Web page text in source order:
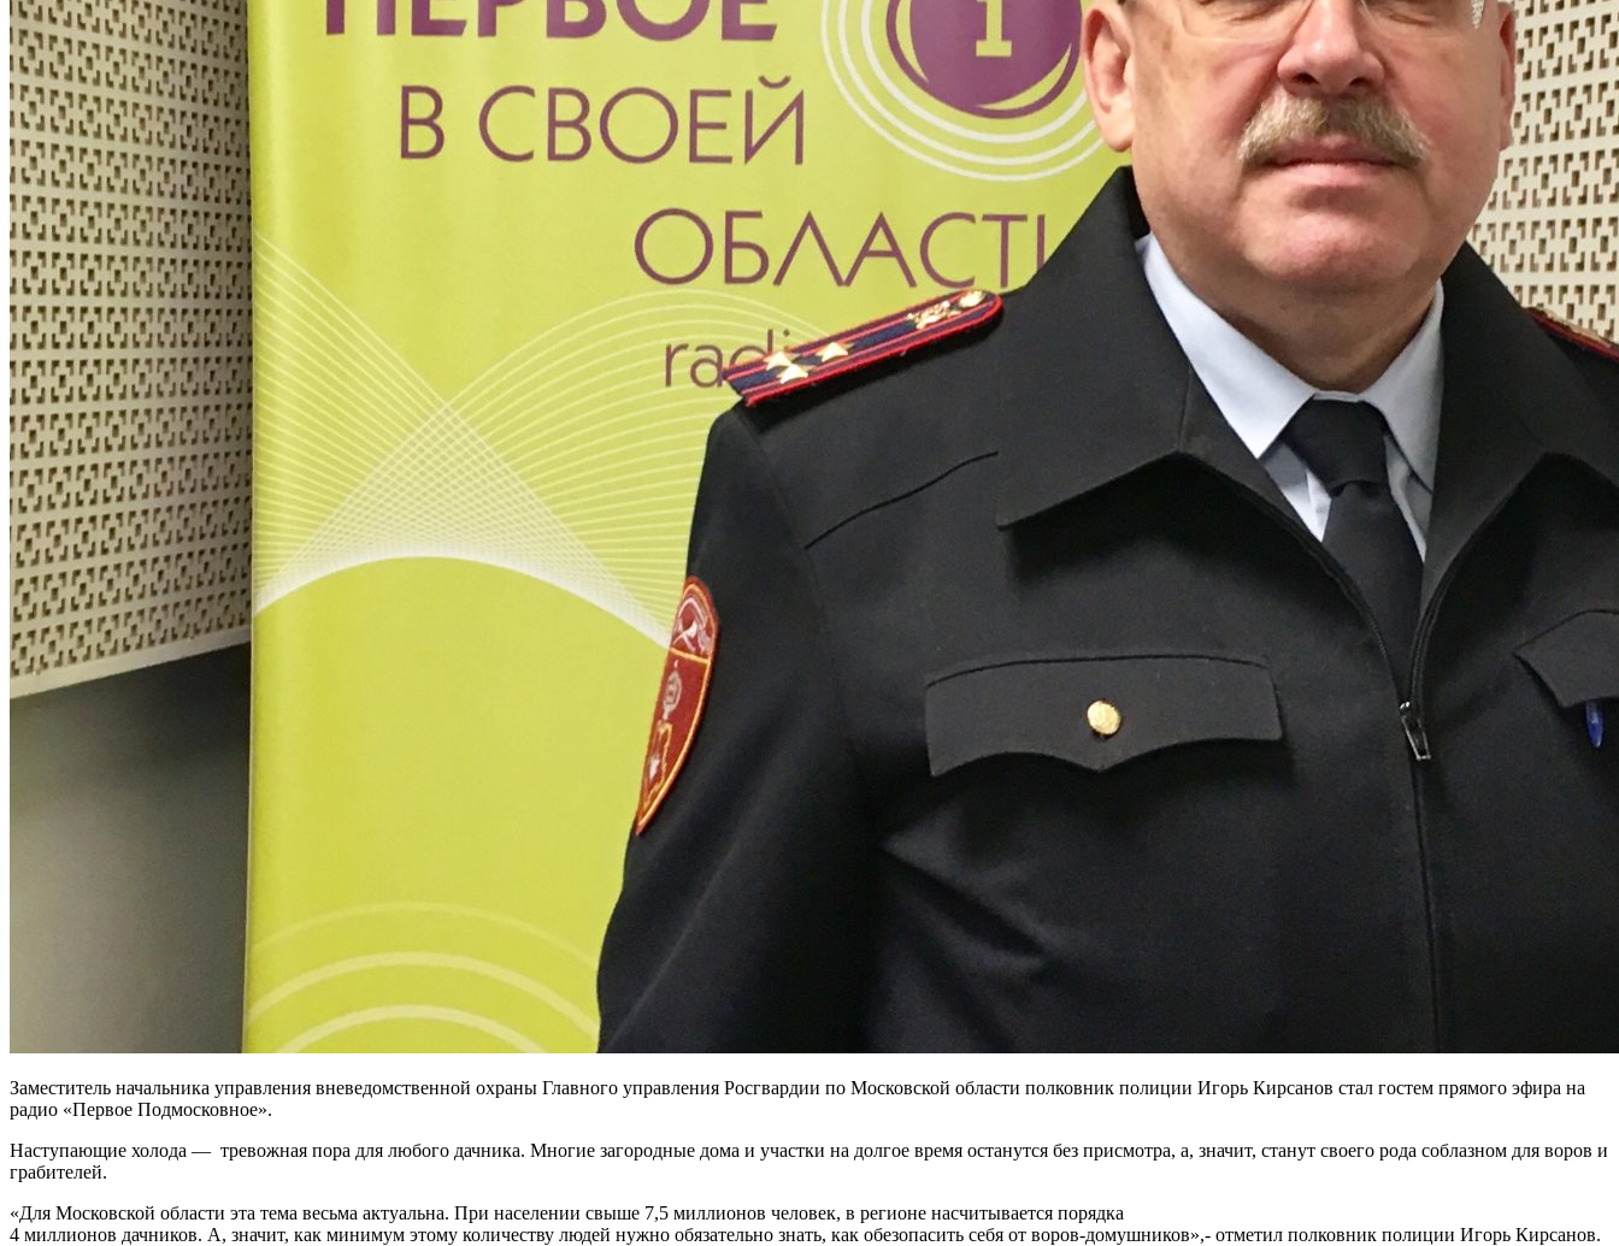
Заместитель начальника управления вневедомственной охраны Главного управления Росгвардии по Московской области полковник полиции Игорь Кирсанов стал гостем прямого эфира на
радио «Первое Подмосковное».
Наступающие холода — тревожная пора для любого дачника. Многие загородные дома и участки на долгое время останутся без присмотра, а, значит, станут своего рода соблазном для воров и
грабителей.
«Для Московской области эта тема весьма актуальна. При населении свыше 7,5 миллионов человек, в регионе насчитывается порядка
4 миллионов дачников. А, значит, как минимум этому количеству людей нужно обязательно знать, как обезопасить себя от воров-домушников»,- отметил полковник полиции Игорь Кирсанов.